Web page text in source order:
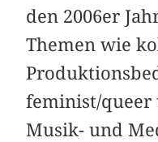
den 2006er
Themen wie
feminist/queer
Musik- und